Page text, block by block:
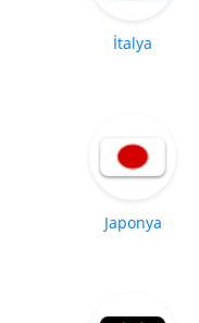
İtalya
Japonya